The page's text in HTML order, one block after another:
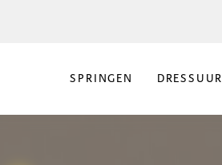
SPRINGEN DRESSUUR